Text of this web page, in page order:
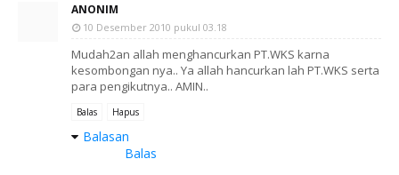
ANONIM
10 Desember 2010 pukul 03.18
Mudah2an allah menghancurkan PT.WKS karna
kesombongan nya.. Ya allah hancurkan lah PT.WKS serta
para pengikutnya.. AMIN..
Balas Hapus
Balasan
Balas